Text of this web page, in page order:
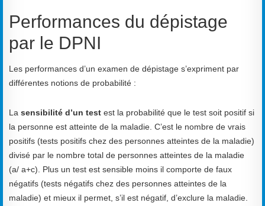
Performances du dépistage
par le DPNI
Les performances d’un examen de dépistage s’expriment par
différentes notions de probabilité :
La sensibilité d’un test est la probabilité que le test soit positif si
la personne est atteinte de la maladie. C’est le nombre de vrais
positifs (tests positifs chez des personnes atteintes de la maladie)
divisé par le nombre total de personnes atteintes de la maladie
(a/ a+c). Plus un test est sensible moins il comporte de faux
négatifs (tests négatifs chez des personnes atteintes de la
maladie) et mieux il permet, s’il est négatif, d’exclure la maladie.